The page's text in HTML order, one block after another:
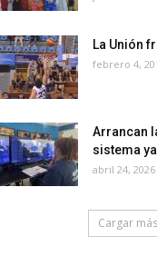
La Unión
febrero 4,
Arrancan
sistema
abril 24, 2026
Cargar más